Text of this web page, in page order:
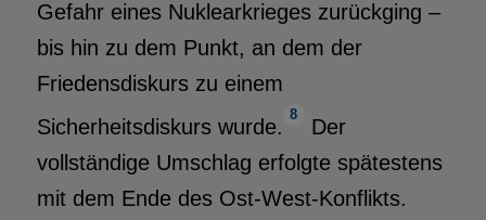
Gefahr eines Nuklearkrieges zurückging –
bis hin zu dem Punkt, an dem der
Friedensdiskurs zu einem
Sicherheitsdiskurs wurde.
8
Der
vollständige Umschlag erfolgte spätestens
mit dem Ende des Ost-West-Konflikts.